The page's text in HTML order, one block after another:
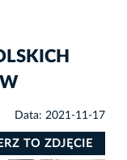
Data: 2021-11-17
TO ZDJĘCIE